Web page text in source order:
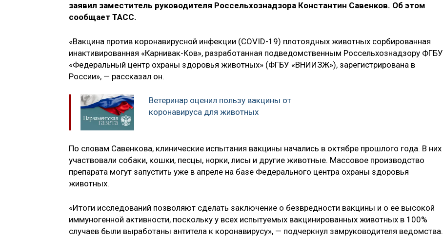
заявил заместитель руководителя Россельхознадзора Константин Савенков. Об этом
сообщает ТАСС.
«Вакцина против коронавирусной инфекции (COVID-19) плотоядных животных сорбированная
инактивированная «Карнивак-Ков», разработанная подведомственным Россельхознадзору ФГБУ
«Федеральный центр охраны здоровья животных» (ФГБУ «ВНИИЗЖ»), зарегистрирована в
России», — рассказал он.
Ветеринар оценил пользу вакцины от
коронавируса для животных
По словам Савенкова, клинические испытания вакцины начались в октябре прошлого года. В них
участвовали собаки, кошки, песцы, норки, лисы и другие животные. Массовое производство
препарата могут запустить уже в апреле на базе Федерального центра охраны здоровья
животных.
«Итоги исследований позволяют сделать заключение о безвредности вакцины и о ее высокой
иммуногенной активности, поскольку у всех испытуемых вакцинированных животных в 100%
случаев были выработаны антитела к коронавирусу», — подчеркнул замруководителя ведомства.